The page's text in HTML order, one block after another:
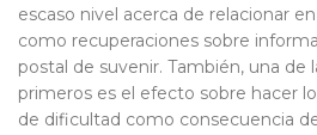
escaso nivel acerca de relacionar
como recuperaciones sobre
postal de suvenir. También, una de
primeros es el efecto sobre hacer
de dificultad como consecuencia